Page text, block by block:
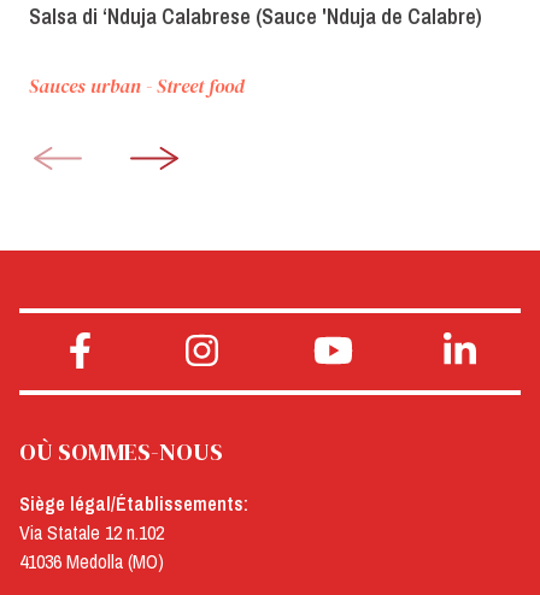
Salsa di ‘Nduja Calabrese (Sauce 'Nduja de Calabre)
Sauces urban - Street food
OÙ SOMMES-NOUS
Siège légal/Établissements:
Via Statale 12 n.102
41036 Medolla (MO)